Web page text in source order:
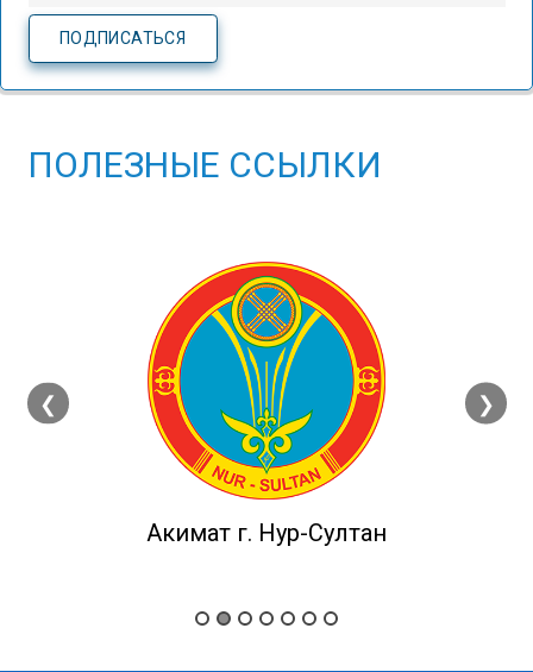
ПОЛЕЗНЫЕ ССЫЛКИ
❮
Акимат г. Нур-Султан
❯